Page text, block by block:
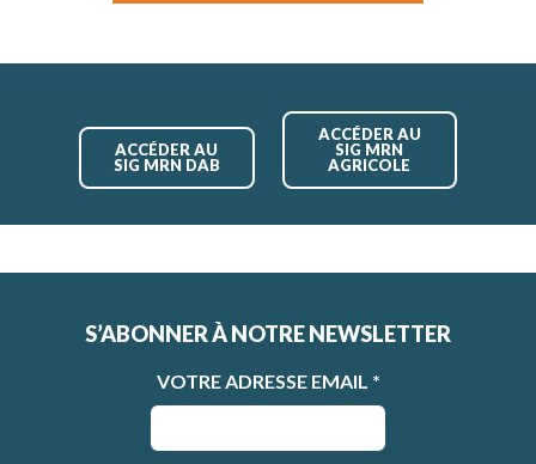
ACCÉDER AU
SIG MRN DAB
ACCÉDER AU
SIG MRN
AGRICOLE
S’ABONNER À NOTRE NEWSLETTER
VOTRE ADRESSE EMAIL *